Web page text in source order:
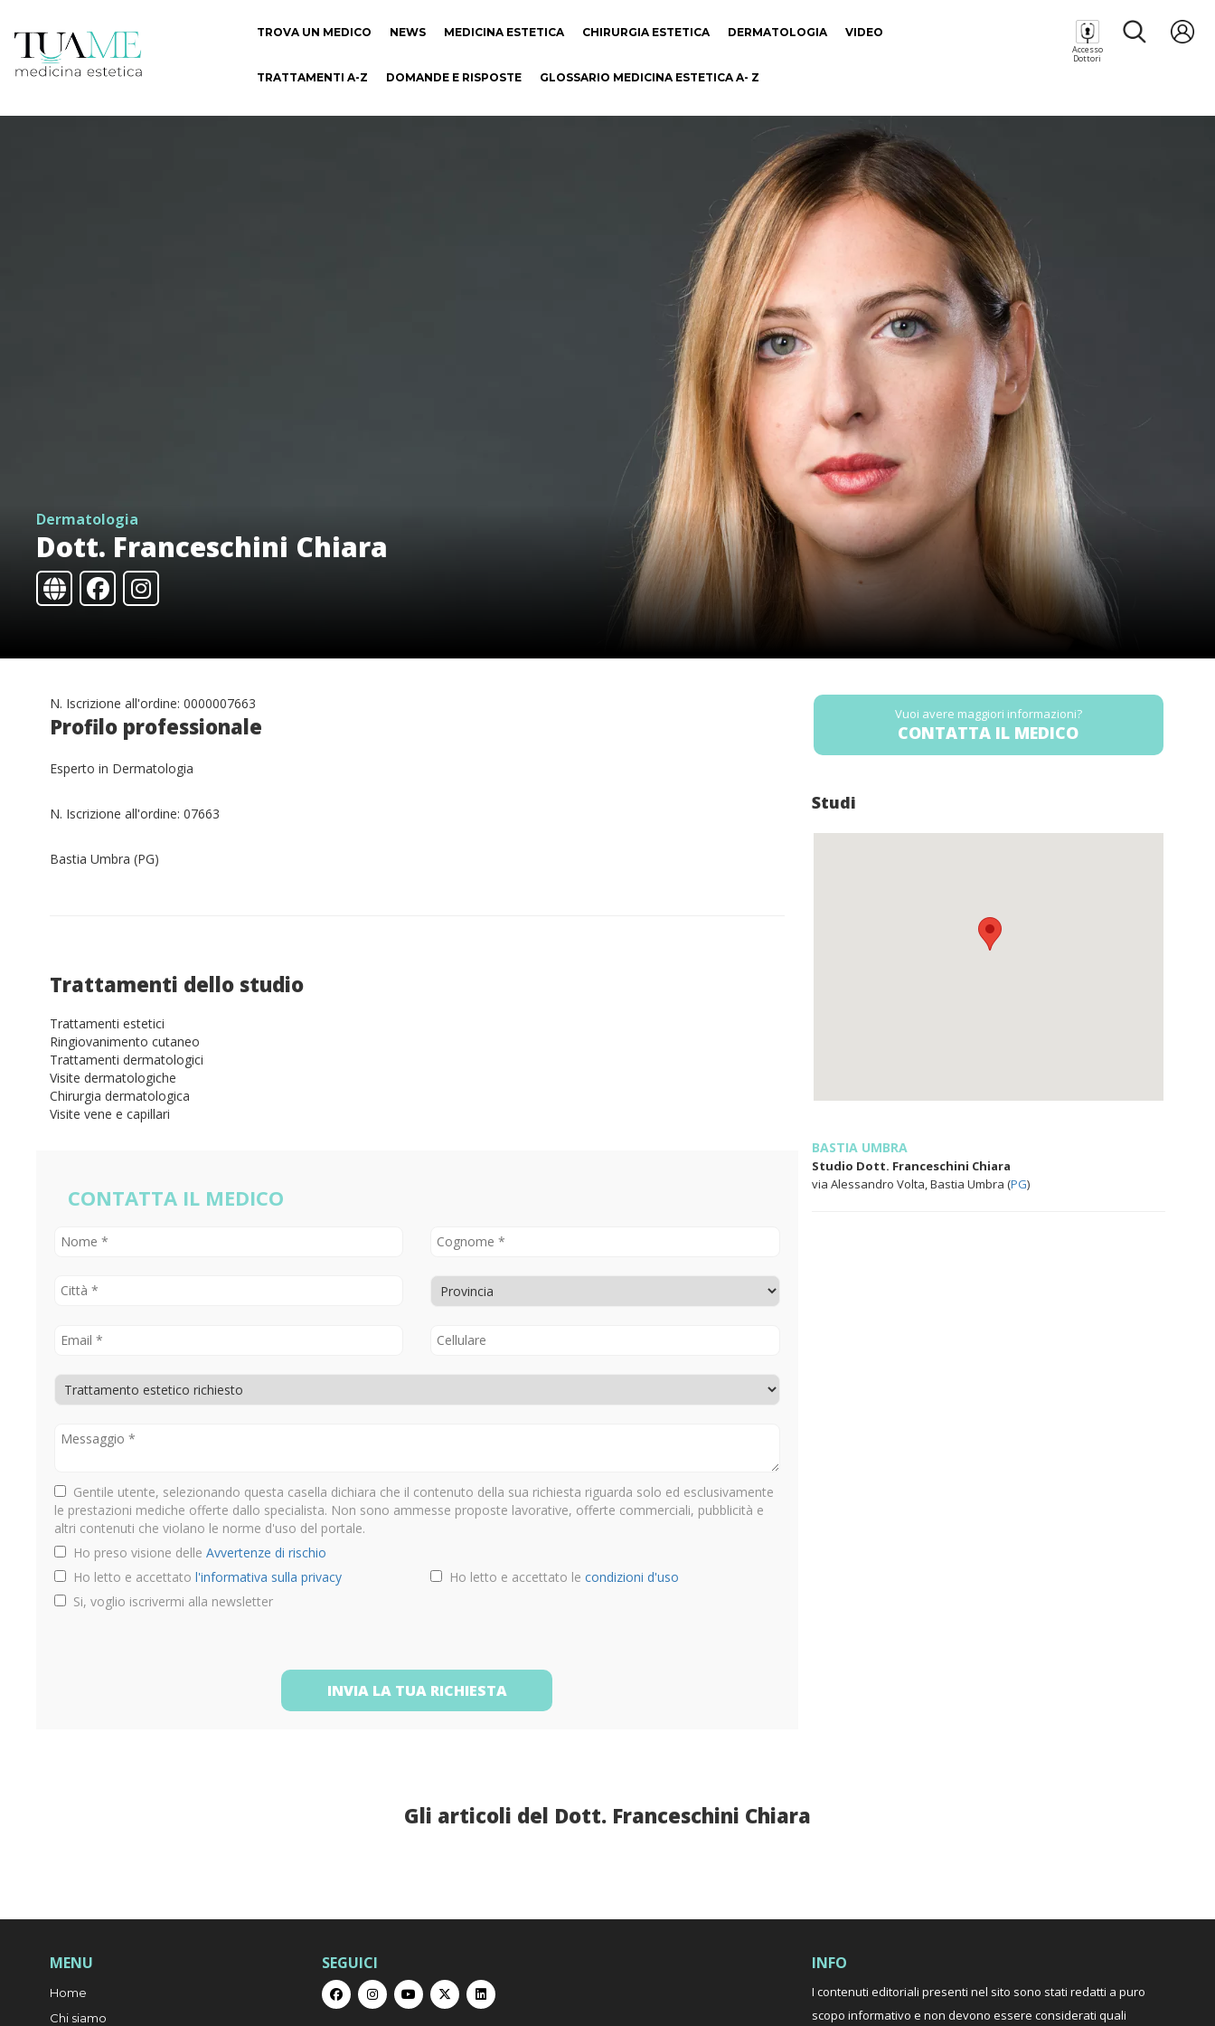
TROVA UN MEDICO NEWS MEDICINA ESTETICA CHIRURGIA ESTETICA DERMATOLOGIA VIDEO
TRATTAMENTI A-Z DOMANDE E RISPOSTE GLOSSARIO MEDICINA ESTETICA A- Z
Accesso
Dottori
Dermatologia
Dott. Franceschini Chiara
N. Iscrizione all'ordine: 0000007663
Profilo professionale
Esperto in Dermatologia
N. Iscrizione all'ordine: 07663
Bastia Umbra (PG)
Trattamenti dello studio
Trattamenti estetici
Ringiovanimento cutaneo
Trattamenti dermatologici
Visite dermatologiche
Chirurgia dermatologica
Visite vene e capillari
CONTATTA IL MEDICO
Gentile utente, selezionando questa casella dichiara che il contenuto della sua richiesta riguarda solo ed esclusivamente
le prestazioni mediche offerte dallo specialista. Non sono ammesse proposte lavorative, offerte commerciali, pubblicità e
altri contenuti che violano le norme d'uso del portale.
Ho preso visione delle Avvertenze di rischio
Ho letto e accettato l'informativa sulla privacy Ho letto e accettato lecondizioni d'uso
Si, voglio iscrivermi alla newsletter
INVIA LA TUA RICHIESTA
Vuoi avere maggiori informazioni?
CONTATTA IL MEDICO
Studi
BASTIA UMBRA
Studio Dott. Franceschini Chiara
via Alessandro Volta, Bastia Umbra (PG)
Gli articoli del Dott. Franceschini Chiara
MENU
Home
Chi siamo
SEGUICI INFO
I contenuti editoriali presenti nel sito sono stati redatti a puro
scopo informativo e non devono essere considerati quali